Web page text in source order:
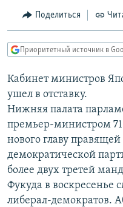
Вернутся
главной
навигации
Вернутся
поиску
МНЕНИЯ
IDEL.РЕАЛИИ
КАВКАЗ.РЕАЛИИ
СЕВЕР.РЕАЛИИ
СИБИРЬ.РЕАЛИИ
РАСПИСАНИЕ ВЕЩАНИЯ
ПОДПИШИТЕСЬ НА
СОЦИАЛЬНЫЕ СЕТИ
Поделиться
Приоритетный источник в
Кабинет министров
ушел в отставку.
Нижняя палата
премьер-министром
нового главу
демократической
более двух третей
Фукуда в воскресенье
либерал-демократов.